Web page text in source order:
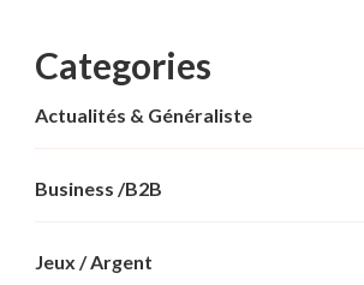
Categories
Actualités & Généraliste
Business /B2B
Jeux / Argent